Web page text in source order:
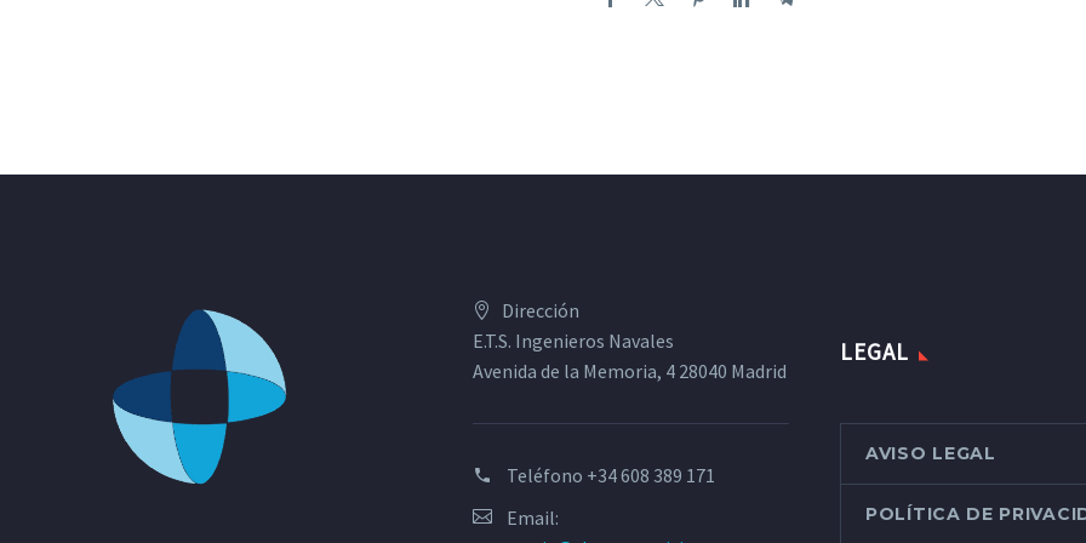
Dirección
E.T.S. Ingenieros Navales
Avenida de la Memoria, 4 28040 Madrid
Teléfono +34 608 389 171
Email:
LEGAL
AVISO LEGAL
POLÍTICA DE